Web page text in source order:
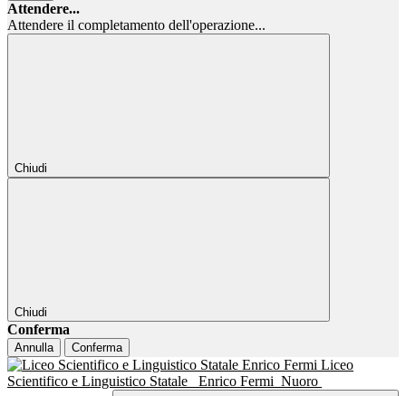
Attendere...
Attendere il completamento dell'operazione...
Chiudi
Chiudi
Conferma
Annulla Conferma
Liceo
Scientifico e Linguistico Statale
Enrico Fermi Nuoro